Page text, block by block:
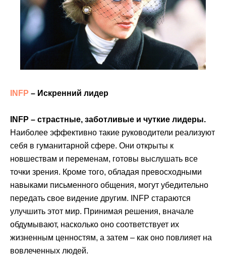
INFP – Искренний лидер
INFP – страстные, заботливые и чуткие лидеры.
Наиболее эффективно такие руководители реализуют
себя в гуманитарной сфере. Они открыты к
новшествам и переменам, готовы выслушать все
точки зрения. Кроме того, обладая превосходными
навыками письменного общения, могут убедительно
передать свое видение другим. INFP стараются
улучшить этот мир. Принимая решения, вначале
обдумывают, насколько оно соответствует их
жизненным ценностям, а затем – как оно повлияет на
вовлеченных людей.